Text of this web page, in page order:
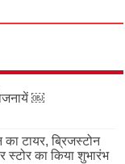
￼
टायर, ब्रिजस्टोन
स्टोर का किया शुभारंभ